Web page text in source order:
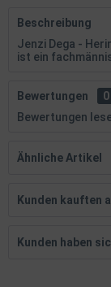
Beschreibung
Jenzi Dega -
ist ein
Bewertungen
0
Bewertungen
Ähnliche Artikel
Kunden kauften
Kunden haben